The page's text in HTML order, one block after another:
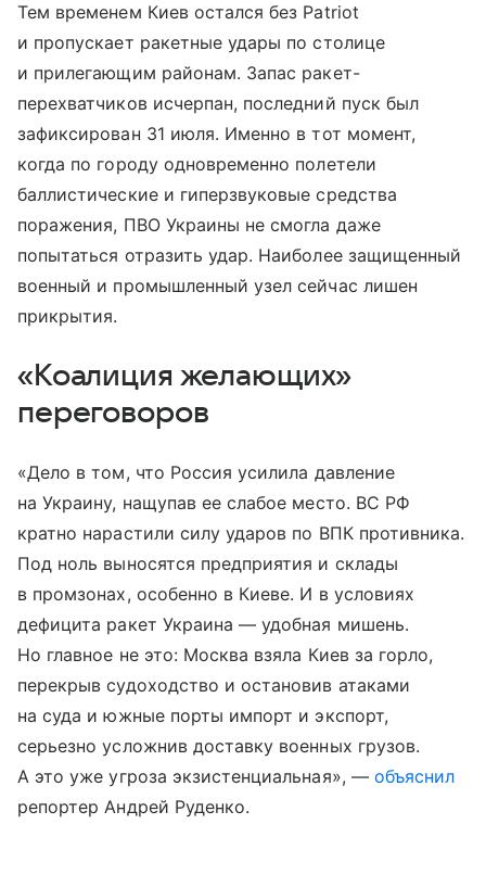
Тем временем Киев остался без Patriot
и пропускает ракетные удары по столице
и прилегающим районам. Запас ракет-
перехватчиков исчерпан, последний пуск был
зафиксирован 31 июля. Именно в тот момент,
когда по городу одновременно полетели
баллистические и гиперзвуковые средства
поражения, ПВО Украины не смогла даже
попытаться отразить удар. Наиболее защищенный
военный и промышленный узел сейчас лишен
прикрытия.
«Коалиция желающих»
переговоров
«Дело в том, что Россия усилила давление
на Украину, нащупав ее слабое место. ВС РФ
кратно нарастили силу ударов по ВПК противника.
Под ноль выносятся предприятия и склады
в промзонах, особенно в Киеве. И в условиях
дефицита ракет Украина — удобная мишень.
Но главное не это: Москва взяла Киев за горло,
перекрыв судоходство и остановив атаками
на суда и южные порты импорт и экспорт,
серьезно усложнив доставку военных грузов.
А это уже угроза экзистенциальная», — объяснил
репортер Андрей Руденко.